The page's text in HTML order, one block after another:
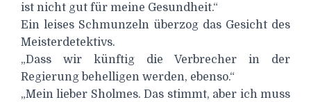
ist nicht gut für meine Gesundheit.“
Ein leises Schmunzeln überzog das Gesicht des
Meisterdetektivs.
„Dass wir künftig die Verbrecher in der
Regierung behelligen werden, ebenso.“
„Mein lieber Sholmes. Das stimmt, aber ich muss